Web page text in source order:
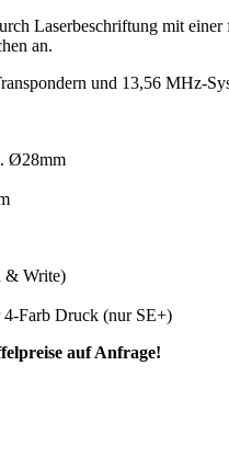
Laserbeschriftung mit
an.
und 13,56 MHz-
Ø28mm
& Write)
Farb Druck (nur SE+)
auf Anfrage!